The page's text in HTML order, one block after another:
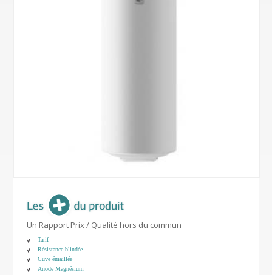
Un Rapport Prix / Qualité hors du commun
Tarif
Résistance blindée
Cuve émaillée
Anode Magnésium